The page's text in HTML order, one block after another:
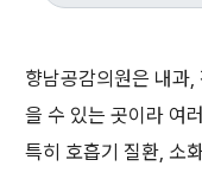
향남공감의원은 내과
을 수 있는 곳이라 여
특히 호흡기 질환, 소